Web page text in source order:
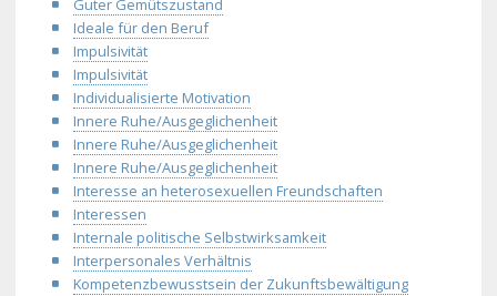
Guter Gemütszustand
Ideale für den Beruf
Impulsivität
Impulsivität
Individualisierte Motivation
Innere Ruhe/Ausgeglichenheit
Innere Ruhe/Ausgeglichenheit
Innere Ruhe/Ausgeglichenheit
Interesse an heterosexuellen Freundschaften
Interessen
Internale politische Selbstwirksamkeit
Interpersonales Verhältnis
Kompetenzbewusstsein der Zukunftsbewältigung